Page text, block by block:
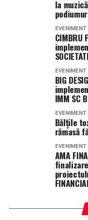
Informații de contact:
Echipa de
Rețele de
Coordonator de
Accademia
Via Filippo Sassetti,
Telefon: +39 02
digitale pot fi
să creezi un look unic
Camuflaj Militar
Dacă preferi un
poate fi o alegere
inspirat de design-
touch de aventură și
Camuflaj Urban
Pentru cei care
contemporan,
interesantă. Acest tip
design moderne cu
ți să creezi un look
Beneficiile Aplicării
la
EVENIMENT
CIMBRU
EVENIMENT
BIG
IMM SC
EVENIMENT
Bălțile
rămasă
EVENIMENT
AMA